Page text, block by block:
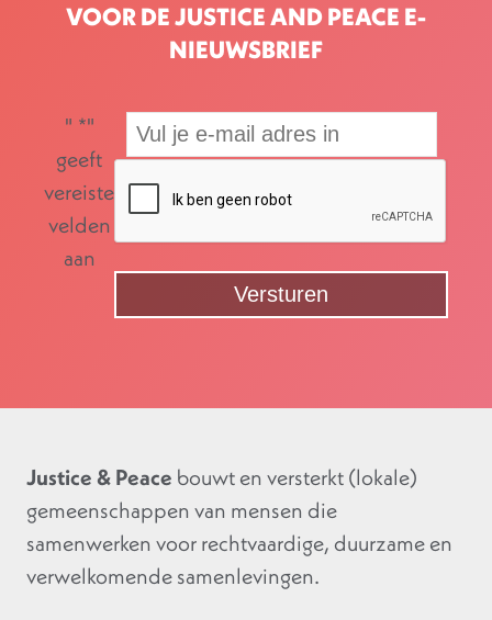
VOOR DE JUSTICE AND PEACE E-
NIEUWSBRIEF
" *"
geeft
vereiste
velden
aan
Justice & Peace bouwt en versterkt (lokale)
gemeenschappen van mensen die
samenwerken voor rechtvaardige, duurzame en
verwelkomende samenlevingen.